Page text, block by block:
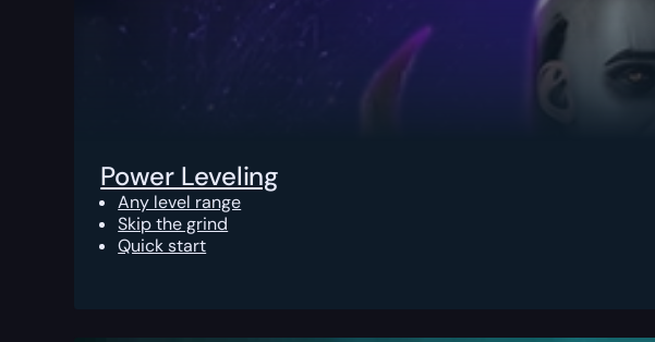
Power Leveling
Any level range
Skip the grind
Quick start